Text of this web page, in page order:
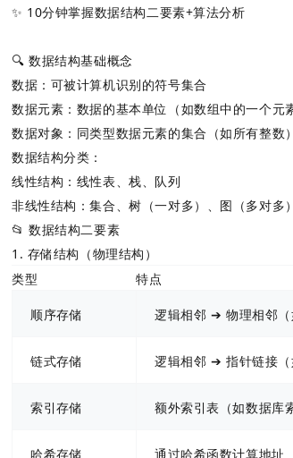
✨ 10分钟掌握数据结构二要素+算法分析
🔍 数据结构基础概念
数据 ：可被计算机识别的符号集合
数据元素 ：数据的基本单位（如数组中的一个元
数据对象 ：同类型数据元素的集合（如所有整数）
数据结构分类 ：
线性结构 ：线性表、栈、队列
非线性结构 ：集合、树（一对多）、图（多对多）
📂 数据结构二要素
1. 存储结构（物理结构）
类型
特点
顺序存储 逻辑相邻 ➔ 物理相邻（
链式存储 逻辑相邻 ➔ 指针链接（
索引存储 额外索引表（如数据库
哈希存储 通过哈希函数计算地址